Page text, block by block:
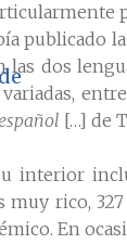
publicado
dos
[…] de
interior
rico, 327
En